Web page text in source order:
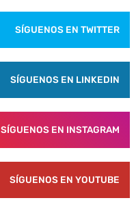
SÍGUENOS EN TWITTER
SÍGUENOS EN LINKEDIN
SÍGUENOS EN INSTAGRAM
SÍGUENOS EN YOUTUBE